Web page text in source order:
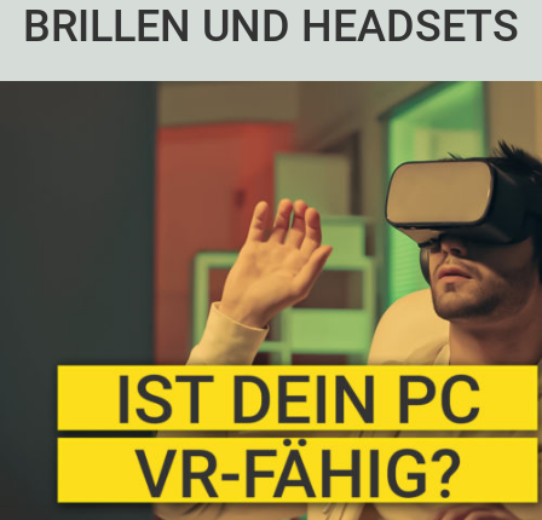
BRILLEN UND HEADSETS